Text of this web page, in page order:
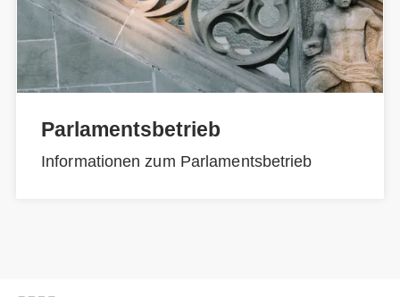
Parlamentsbetrieb
Informationen zum Parlamentsbetrieb